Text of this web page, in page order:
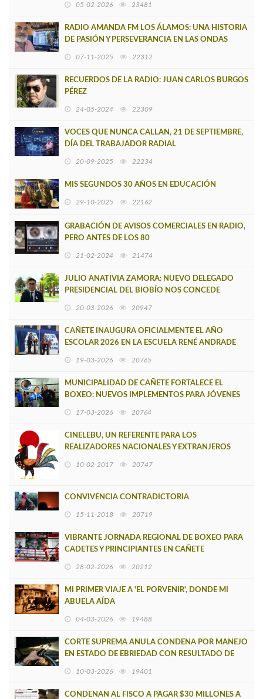
05-02-2026 23481
RADIO AMANDA FM LOS ÁLAMOS: UNA HISTORIA
DE PASIÓN Y PERSEVERANCIA EN LAS ONDAS
07-11-2025 22312
RECUERDOS DE LA RADIO: JUAN CARLOS BURGOS
PÉREZ
24-05-2024 22309
VOCES QUE NUNCA CALLAN, 21 DE SEPTIEMBRE,
DÍA DEL TRABAJADOR RADIAL
20-09-2025 22234
MIS SEGUNDOS 30 AÑOS EN EDUCACIÓN
29-10-2025 22162
GRABACIÓN DE AVISOS COMERCIALES EN RADIO,
PERO ANTES DE LOS 80
21-02-2024 21474
JULIO ANATIVIA ZAMORA: NUEVO DELEGADO
PRESIDENCIAL DEL BIOBÍO NOS CONCEDE
20-03-2026 20947
CAÑETE INAUGURA OFICIALMENTE EL AÑO
ESCOLAR 2026 EN LA ESCUELA RENÉ ANDRADE
19-03-2026 20765
MUNICIPALIDAD DE CAÑETE FORTALECE EL
BOXEO: NUEVOS IMPLEMENTOS PARA JÓVENES
17-03-2026 20764
CINELEBU, UN REFERENTE PARA LOS
REALIZADORES NACIONALES Y EXTRANJEROS
10-02-2017 20747
CONVIVENCIA CONTRADICTORIA
15-11-2018 20719
VIBRANTE JORNADA REGIONAL DE BOXEO PARA
CADETES Y PRINCIPIANTES EN CAÑETE
28-02-2026 20212
MI PRIMER VIAJE A 'EL PORVENIR', DONDE MI
ABUELA AÍDA
04-03-2026 19488
CORTE SUPREMA ANULA CONDENA POR MANEJO
EN ESTADO DE EBRIEDAD CON RESULTADO DE
10-03-2026 19401
CONDENAN AL FISCO A PAGAR $30 MILLONES A